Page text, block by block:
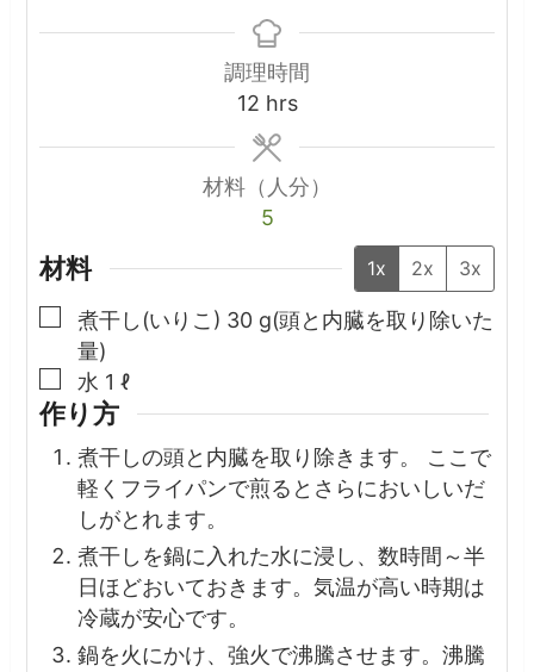
調理時間
12hours
hrs
材料（人分）
5
材料 1x 2x 3x
▢
煮干し(いりこ) 30 g(頭と内臓を取り除いた
量)
▢
水 1 ℓ
作り方
煮干しの頭と内臓を取り除きます。 ここで
軽くフライパンで煎るとさらにおいしいだ
しがとれます。
煮干しを鍋に入れた水に浸し、数時間～半
日ほどおいておきます。気温が高い時期は
冷蔵が安心です。
鍋を火にかけ、強火で沸騰させます。沸騰